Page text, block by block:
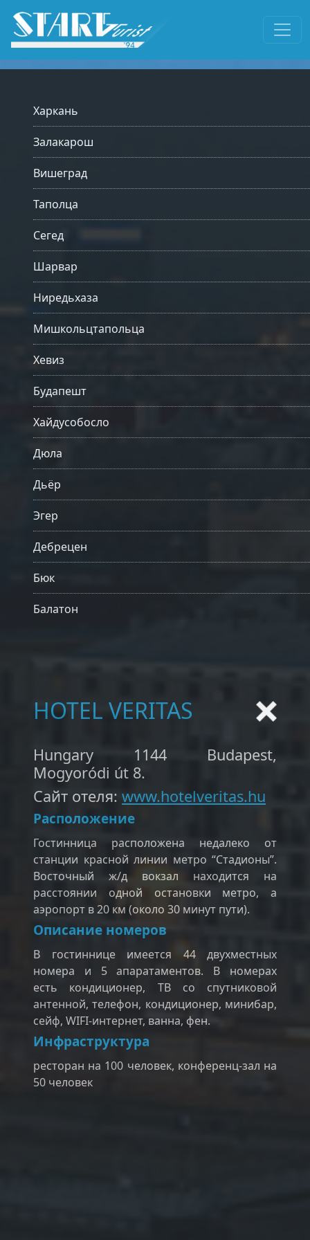
Харкань
Залакарош
Вишеград
Таполца
Сегед
Шарвар
Ниредьхаза
Мишкольцтапольца
Хевиз
Будапешт
Хайдусобосло
Дюла
Дьёр
Эгер
Дебрецен
Бюк
Балатон
HOTEL VERITAS
Hungary 1144 Budapest,
Mogyoródi út 8.
Сайт отеля: www.hotelveritas.hu
Pасположение
Гостинница расположена недалеко от
станции красной линии метро “Стадионы”.
Восточный ж/д вокзал находится на
расстоянии одной остановки метро, а
аэропорт в 20 км (около 30 минут пути).
Описание номеров
В гостиннице имеется 44 двухместных
номера и 5 апаратаментов. В номерах
есть кондиционер, ТВ со спутниковой
антенной, телефон, кондиционер, минибар,
сейф, WIFI-интернет, ванна, фен.
Инфраструктура
ресторан на 100 человек, конференц-зал на
50 человек